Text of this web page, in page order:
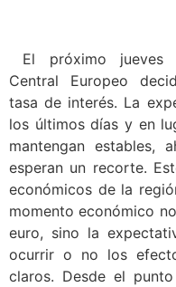
El próximo jueves
Central Europeo
tasa de interés. La
los últimos días y en
mantengan estables,
esperan un recorte.
económicos de la
momento económico
euro, sino la
ocurrir o no los
claros. Desde el